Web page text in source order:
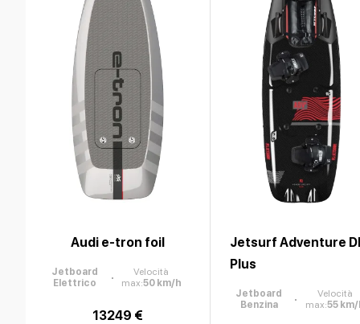
Audi e-tron foil
Jetboard
Elettrico
Velocità
max:50 km/h
13249 €
Jetsurf Adventure
Plus
Jetboard
Benzina
Velocità
max:55